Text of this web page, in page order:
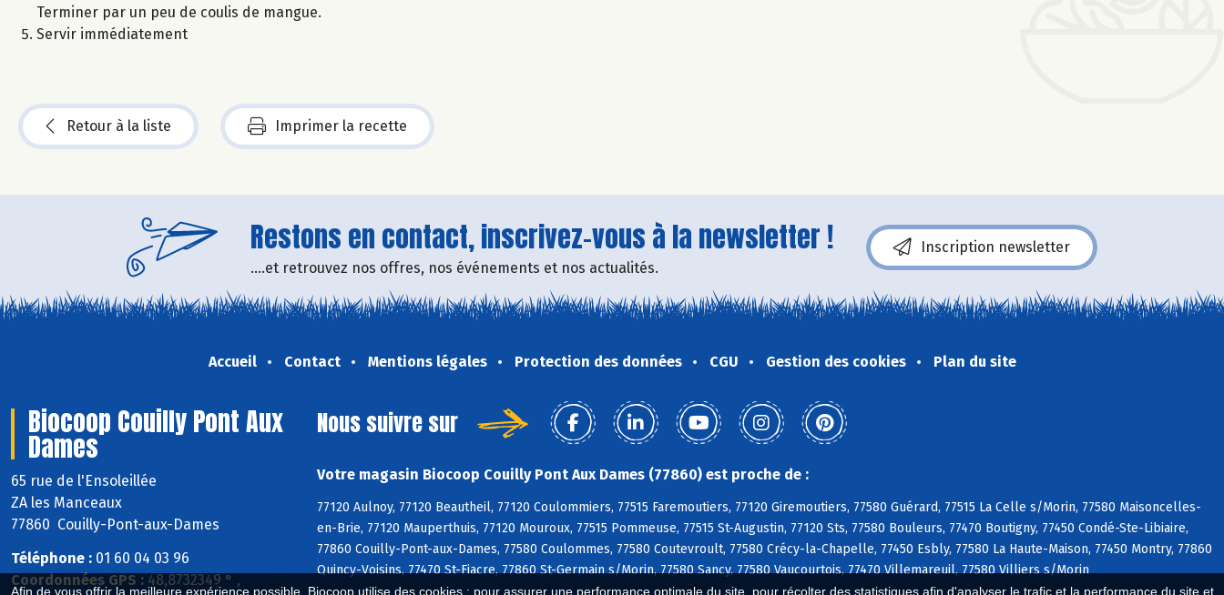
Afin de vous offrir la meilleure expérience possible, Biocoop utilise des cookies : pour assurer une performance optimale du site, pour récolter des statistiques afin d'analyser le trafic et la performance du site et
Terminer par un peu de coulis de mangue.
Servir immédiatement
Retour à la liste Imprimer la recette
Restons en contact, inscrivez-vous à la newsletter !
....et retrouvez nos offres, nos événements et nos actualités.
Inscription newsletter
Accueil Contact Mentions légales Protection des données CGU Gestion des cookies Plan du site
Biocoop Couilly Pont Aux
Dames
65 rue de l'Ensoleillée
ZA les Manceaux
77860 Couilly-Pont-aux-Dames
Téléphone : 01 60 04 03 96
Coordonnées GPS : 48,8732349 ° ,
Nous suivre sur
Votre magasin Biocoop Couilly Pont Aux Dames (77860) est proche de :
77120 Aulnoy, 77120 Beautheil, 77120 Coulommiers, 77515 Faremoutiers, 77120 Giremoutiers, 77580 Guérard, 77515 La Celle s/Morin, 77580 Maisoncelles-
en-Brie, 77120 Mauperthuis, 77120 Mouroux, 77515 Pommeuse, 77515 St-Augustin, 77120 Sts, 77580 Bouleurs, 77470 Boutigny, 77450 Condé-Ste-Libiaire,
77860 Couilly-Pont-aux-Dames, 77580 Coulommes, 77580 Coutevroult, 77580 Crécy-la-Chapelle, 77450 Esbly, 77580 La Haute-Maison, 77450 Montry, 77860
Quincy-Voisins, 77470 St-Fiacre, 77860 St-Germain s/Morin, 77580 Sancy, 77580 Vaucourtois, 77470 Villemareuil, 77580 Villiers s/Morin